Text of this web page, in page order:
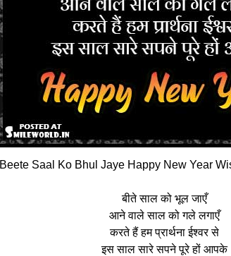
Beete Saal Ko Bhul Jaye Happy New Year
बीते साल को भूल जाएँ
आने वाले साल को गले लगाएँ
करते हैं हम प्रार्थना ईश्वर से
इस साल सारे सपने पूरे हों आपके